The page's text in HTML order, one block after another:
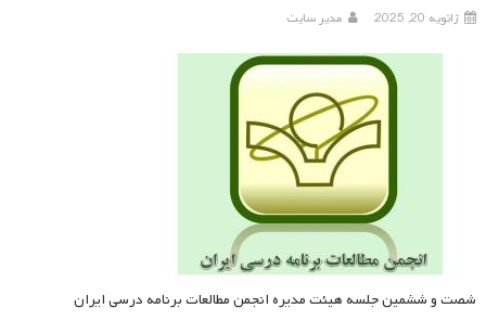
ژانویه 20, 2025 مدیر سایت
شصت و ششمین جلسه هیئت مدیره انجمن مطالعات برنامه درسی ایران